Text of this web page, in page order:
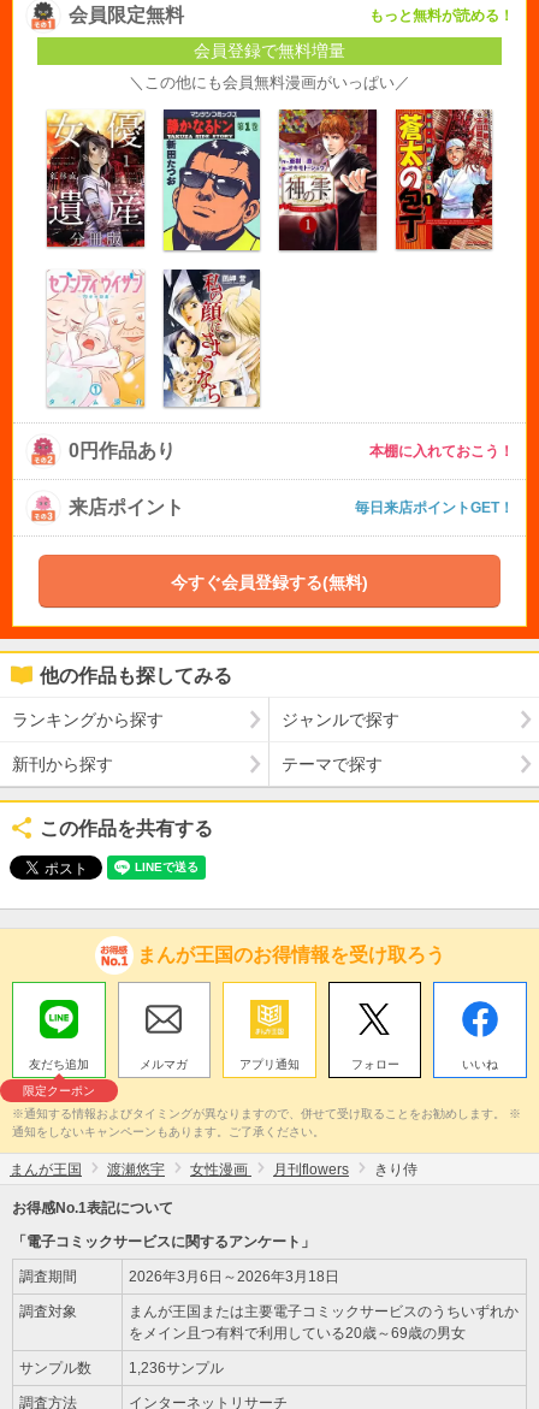
会員限定無料 もっと無料が読める！
会員登録で無料増量
＼この他にも会員無料漫画がいっぱい／
0円作品あり 本棚に入れておこう！
来店ポイント 毎日来店ポイントGET！
今すぐ会員登録する(無料)
他の作品も探してみる
ランキングから探す ジャンルで探す
新刊から探す テーマで探す
この作品を共有する
まんが王国のお得情報を受け取ろう
友だち追加
限定クーポン
メルマガ アプリ通知 フォロー いいね
※通知する情報およびタイミングが異なりますので、併せて受け取ることをお勧めします。 ※
通知をしないキャンペーンもあります。ご了承ください。
まんが王国 渡瀬悠宇 女性漫画 月刊flowers きり侍
お得感No.1表記について
「電子コミックサービスに関するアンケート」
調査期間 2026年3月6日～2026年3月18日
調査対象
まんが王国または主要電子コミックサービスのうちいずれか
をメイン且つ有料で利用している20歳～69歳の男女
サンプル数 1,236サンプル
調査方法 インターネットリサーチ